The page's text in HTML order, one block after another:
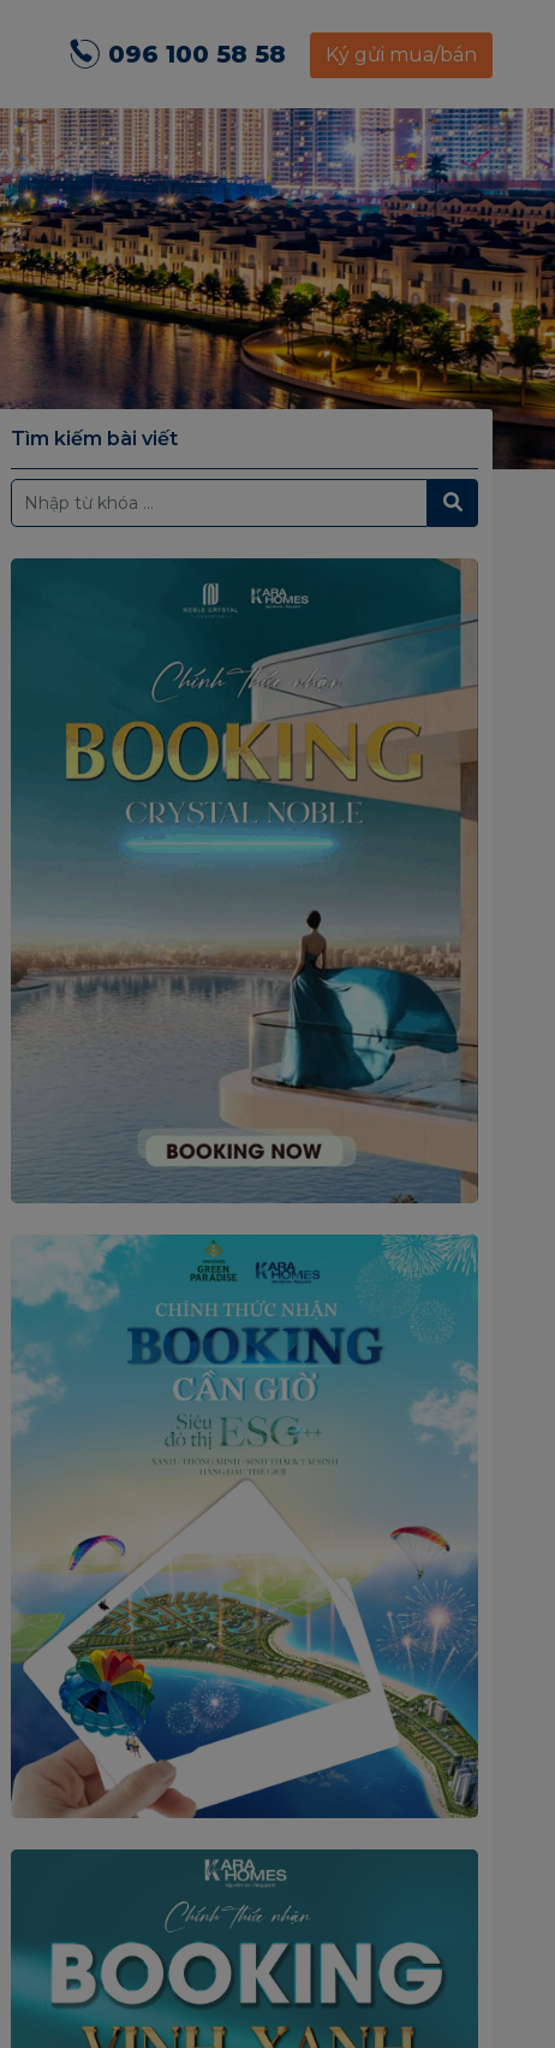
096 100 58 58 Ký gửi mua/bán
Tìm kiếm bài viết